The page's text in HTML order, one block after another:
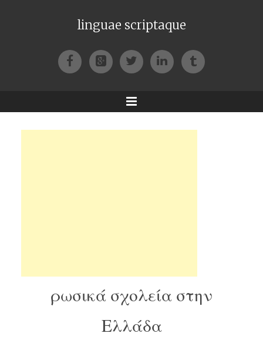
linguae scriptaque
FacebookGoogle+TwitterLinkedIn
Tumblr
Menu
ρωσικά σχολεία στην
Ελλάδα